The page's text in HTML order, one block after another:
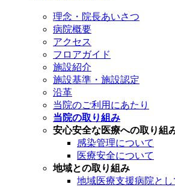
理念・院長あいさつ
病院概要
アクセス
フロアガイド
施設紹介
施設基準・施設認定
沿革
当院のご利用にあたり
当院の取り組み
安心安全な医療への取り組
感染管理について
医療安全について
地域との取り組み
地域医療支援病院とし